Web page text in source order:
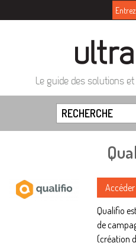
Le guide des solutions
Qualifio
de
(création